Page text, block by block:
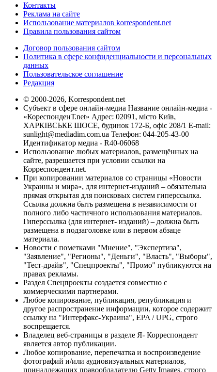
Контакты
Реклама на сайте
Использование материалов korrespondent.net
Правила пользования сайтом
Договор пользования сайтом
Политика в сфере конфиденциальности и персональных
данных
Пользовательское соглашение
Редакция
© 2000-2026, Korrespondent.net
Субъект в сфере онлайн-медиа Название онлайн-медиа -
«КореспонденТ.net» Адрес: 02091, місто Київ,
ХАРКІВСЬКЕ ШОСЕ, будинок 172-Б, офіс 208/1 E-mail:
sunlight@mediadim.com.ua Телефон: 044-205-43-00
Идентификатор медиа - R40-06068
Использование любых материалов, размещённых на
сайте, разрешается при условии ссылки на
Корреспондент.net.
При копировании материалов со страницы «Новости
Украины и мира», для интернет-изданий – обязательна
прямая открытая для поисковых систем гиперссылка.
Ссылка должна быть размещена в независимости от
полного либо частичного использования материалов.
Гиперссылка (для интернет- изданий) – должна быть
размещена в подзаголовке или в первом абзаце
материала.
Новости с пометками "Мнение", "Экспертиза",
"Заявление", "Регионы", "Деньги", "Власть", "Выборы",
"Тест-драйв", "Спецпроекты", "Промо" публикуются на
правах рекламы.
Раздел Спецпроекты создается совместно с
коммерческими партнерами.
Любое копирование, публикация, републикация и
другое распространение информации, которое содержит
ссылку на "Интерфакс-Украина", EPA / UPG, строго
воспрещается.
Владелец веб-страницы в разделе Я- Корреспондент
является автор публикации.
Любое копирование, перепечатка и воспроизведение
фотографий и/или аудиовизуальных материалов,
принадлежащих правообладателю Getty Images, строго